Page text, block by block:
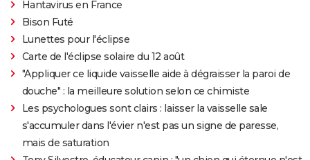
Hantavirus en France
Bison Futé
Lunettes pour l'éclipse
Carte de l'éclipse solaire du 12 août
"Appliquer ce liquide vaisselle aide à dégraisser la paroi de
douche" : la meilleure solution selon ce chimiste
Les psychologues sont clairs : laisser la vaisselle sale
s'accumuler dans l'évier n'est pas un signe de paresse,
mais de saturation